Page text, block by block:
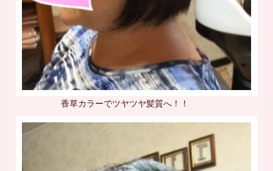
香草カラーでツヤツヤ髪質へ！！